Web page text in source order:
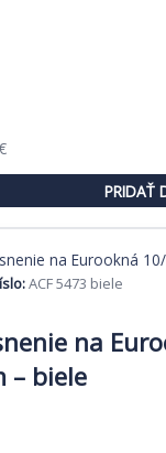
Aktuálna
1,09 €.
PRIDAŤ
ACF 5473 biele
na
– biele